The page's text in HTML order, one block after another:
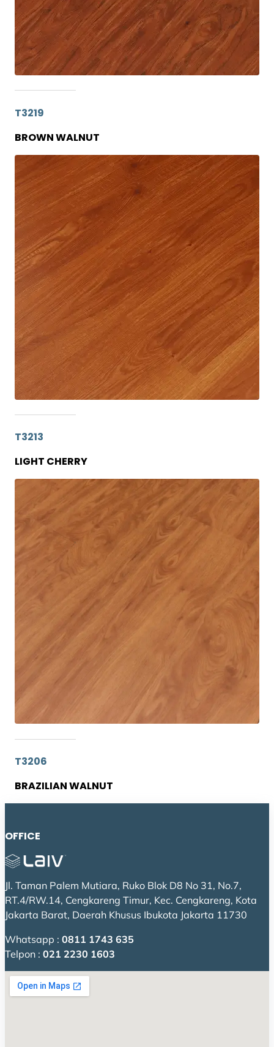
T3219
BROWN WALNUT
T3213
LIGHT CHERRY
T3206
BRAZILIAN WALNUT
OFFICE
Jl. Taman Palem Mutiara, Ruko Blok D8 No 31, No.7,
RT.4/RW.14, Cengkareng Timur, Kec. Cengkareng, Kota
Jakarta Barat, Daerah Khusus Ibukota Jakarta 11730
Whatsapp : 0811 1743 635
Telpon : 021 2230 1603